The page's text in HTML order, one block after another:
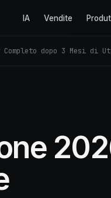
IA Vendite
Completo dopo 3 Mesi di